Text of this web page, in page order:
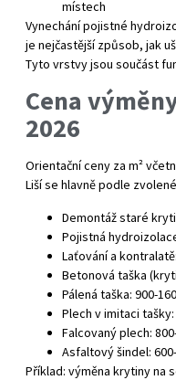
místech
Vynechání pojistné
je nejčastější způsob, jak
Tyto vrstvy jsou součást
Cena
2026
Orientační ceny za m²
Liší se hlavně podle
Demontáž staré
Pojistná
Laťování a
Betonová taška
Pálená taška: 900-
Plech v imitaci tašky:
Falcovaný plech:
Asfaltový šindel:
Příklad: výměna krytiny na